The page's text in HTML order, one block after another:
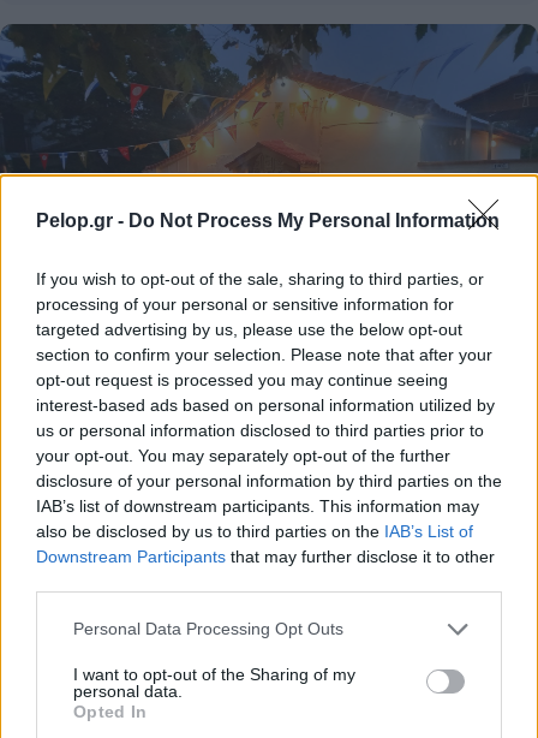
Pelop.gr - Do Not Process My Personal Information
If you wish to opt-out of the sale, sharing to third parties, or
processing of your personal or sensitive information for
targeted advertising by us, please use the below opt-out
section to confirm your selection. Please note that after your
opt-out request is processed you may continue seeing
interest-based ads based on personal information utilized by
us or personal information disclosed to third parties prior to
your opt-out. You may separately opt-out of the further
disclosure of your personal information by third parties on the
IAB’s list of downstream participants. This information may
also be disclosed by us to third parties on the IAB’s List of
Downstream Participants that may further disclose it to other
Please note that this website/app uses one or more Google
not limited to your visit or usage behaviour. You may click to
grant or deny consent to Google and its third-party tags to
use your data for below specified purposes in below Google
Personal Data Processing Opt Outs
I want to opt-out of the Sharing of my
personal data.
Opted In
Πλήθος πιστών στην Μεταμόρφωση του Σωτήρος Ροδιάς
ΦΩΤΟ